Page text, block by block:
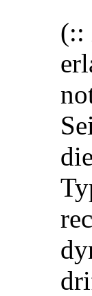
(::